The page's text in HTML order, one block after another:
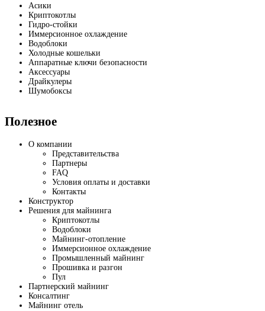
Асики
Криптокотлы
Гидро-стойки
Иммерсионное охлаждение
Водоблоки
Холодные кошельки
Аппаратные ключи безопасности
Аксессуары
Драйкулеры
Шумобоксы
Полезное
О компании
Представительства
Партнеры
FAQ
Условия оплаты и доставки
Контакты
Конструктор
Решения для майнинга
Криптокотлы
Водоблоки
Майнинг-отопление
Иммерсионное охлаждение
Промышленный майнинг
Прошивка и разгон
Пул
Партнерский майнинг
Консалтинг
Майнинг отель